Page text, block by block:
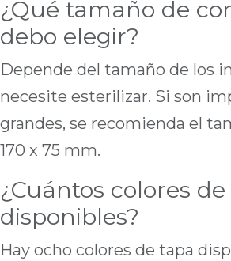
¿Qué tamaño de
debo elegir?
Depende del tamaño de los
necesite esterilizar. Si son
grandes, se recomienda el
170 x 75 mm.
¿Cuántos colores
disponibles?
Hay ocho colores de tapa